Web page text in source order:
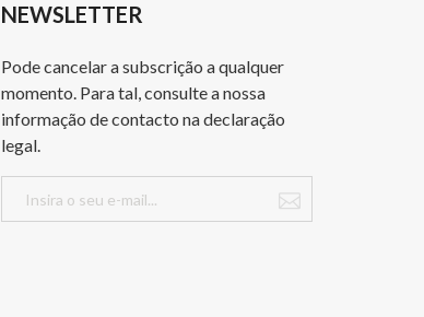
NEWSLETTER
Pode cancelar a subscrição a qualquer
momento. Para tal, consulte a nossa
informação de contacto na declaração
legal.